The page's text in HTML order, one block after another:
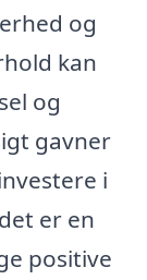
og
kan
og
gavner
i
er en
positive